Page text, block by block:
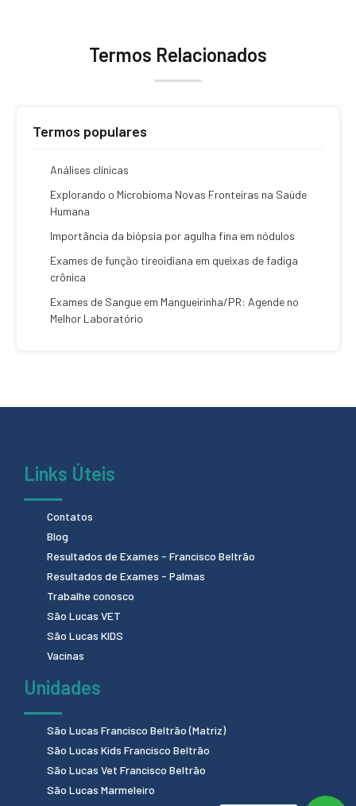
Termos Relacionados
Termos populares
Análises clínicas
Explorando o Microbioma Novas Fronteiras na Saúde
Humana
Importância da biópsia por agulha fina em nódulos
Exames de função tireoidiana em queixas de fadiga
crônica
Exames de Sangue em Mangueirinha/PR: Agende no
Melhor Laboratório
Links Úteis
Contatos
Blog
Resultados de Exames - Francisco Beltrão
Resultados de Exames - Palmas
Trabalhe conosco
São Lucas VET
São Lucas KIDS
Vacinas
Unidades
São Lucas Francisco Beltrão (Matriz)
São Lucas Kids Francisco Beltrão
São Lucas Vet Francisco Beltrão
São Lucas Marmeleiro